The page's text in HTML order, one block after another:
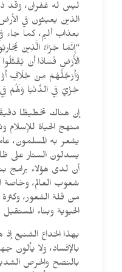
ليس له غفران، وقد
الذين يعيثون في
“إِنَّمَا جَزَاءُ الَّذِينَ
الْأَرْضِ فَسَادًا أَنْ
وَأَرْجُلُهُمْ مِنْ خِلَافٍ
خِزْيٌ فِي الدُّنْيَا وَلَهُمْ
إن هناك تخطيطًا
منهج الحياة للإسلام
يشعر به المسلمون،
يسدلون الستار على
أن لدى هؤلاء برامج
شعوب العالم، وخاصة
من قلة الشعور،
الحيوية وبناء المستقبل
بهذا الخداع الشنيع إذ
بالإفساد، ولا يألون
بالنصح والحرص